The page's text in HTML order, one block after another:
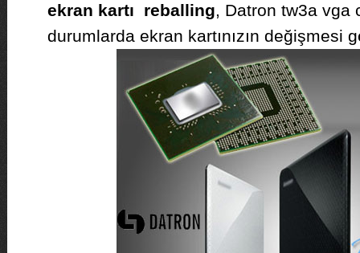
ekran kartı reballing, Datron tw3a vga
durumlarda ekran kartınızın değişmesi